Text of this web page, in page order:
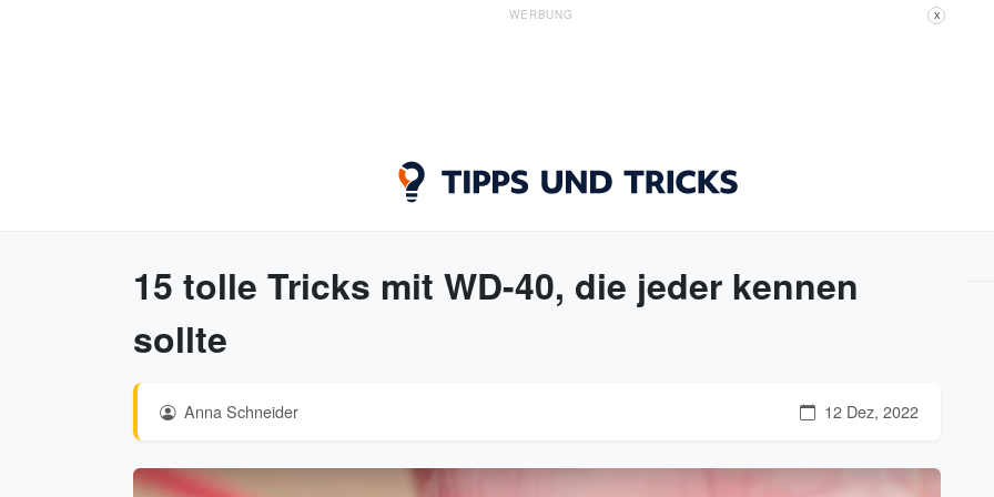
WERBUNG X
15 tolle Tricks mit WD-40, die jeder kennen
sollte
Anna Schneider 12 Dez, 2022